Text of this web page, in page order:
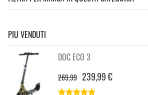
PIU VENDUTI
DOC ECO 3
269,99 239,99 €